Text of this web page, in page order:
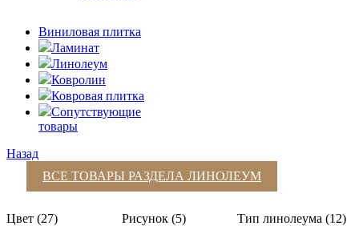
Виниловая плитка
Ламинат
Линолеум
Ковролин
Ковровая плитка
Сопутствующие
товары
Назад
ВСЕ ТОВАРЫ РАЗДЕЛА ЛИНОЛЕУМ
Цвет (27)
Рисунок (5)
Тип линолеума (12)